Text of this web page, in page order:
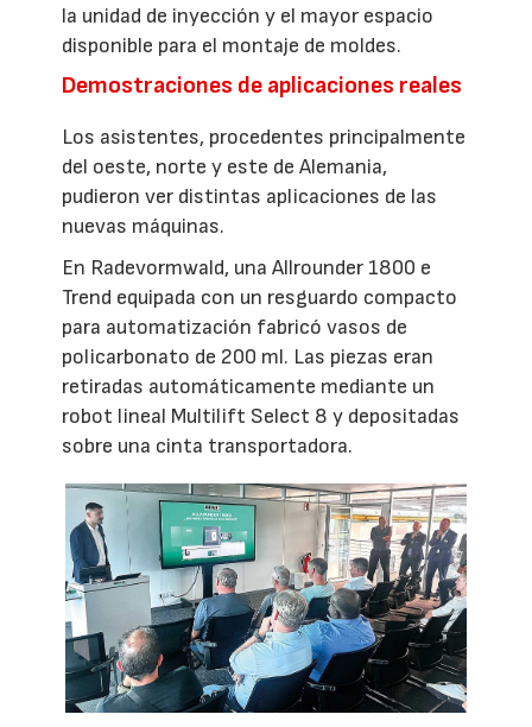
la unidad de inyección y el mayor espacio
disponible para el montaje de moldes.
Demostraciones de aplicaciones reales
Los asistentes, procedentes principalmente
del oeste, norte y este de Alemania,
pudieron ver distintas aplicaciones de las
nuevas máquinas.
En Radevormwald, una Allrounder 1800 e
Trend equipada con un resguardo compacto
para automatización fabricó vasos de
policarbonato de 200 ml. Las piezas eran
retiradas automáticamente mediante un
robot lineal Multilift Select 8 y depositadas
sobre una cinta transportadora.